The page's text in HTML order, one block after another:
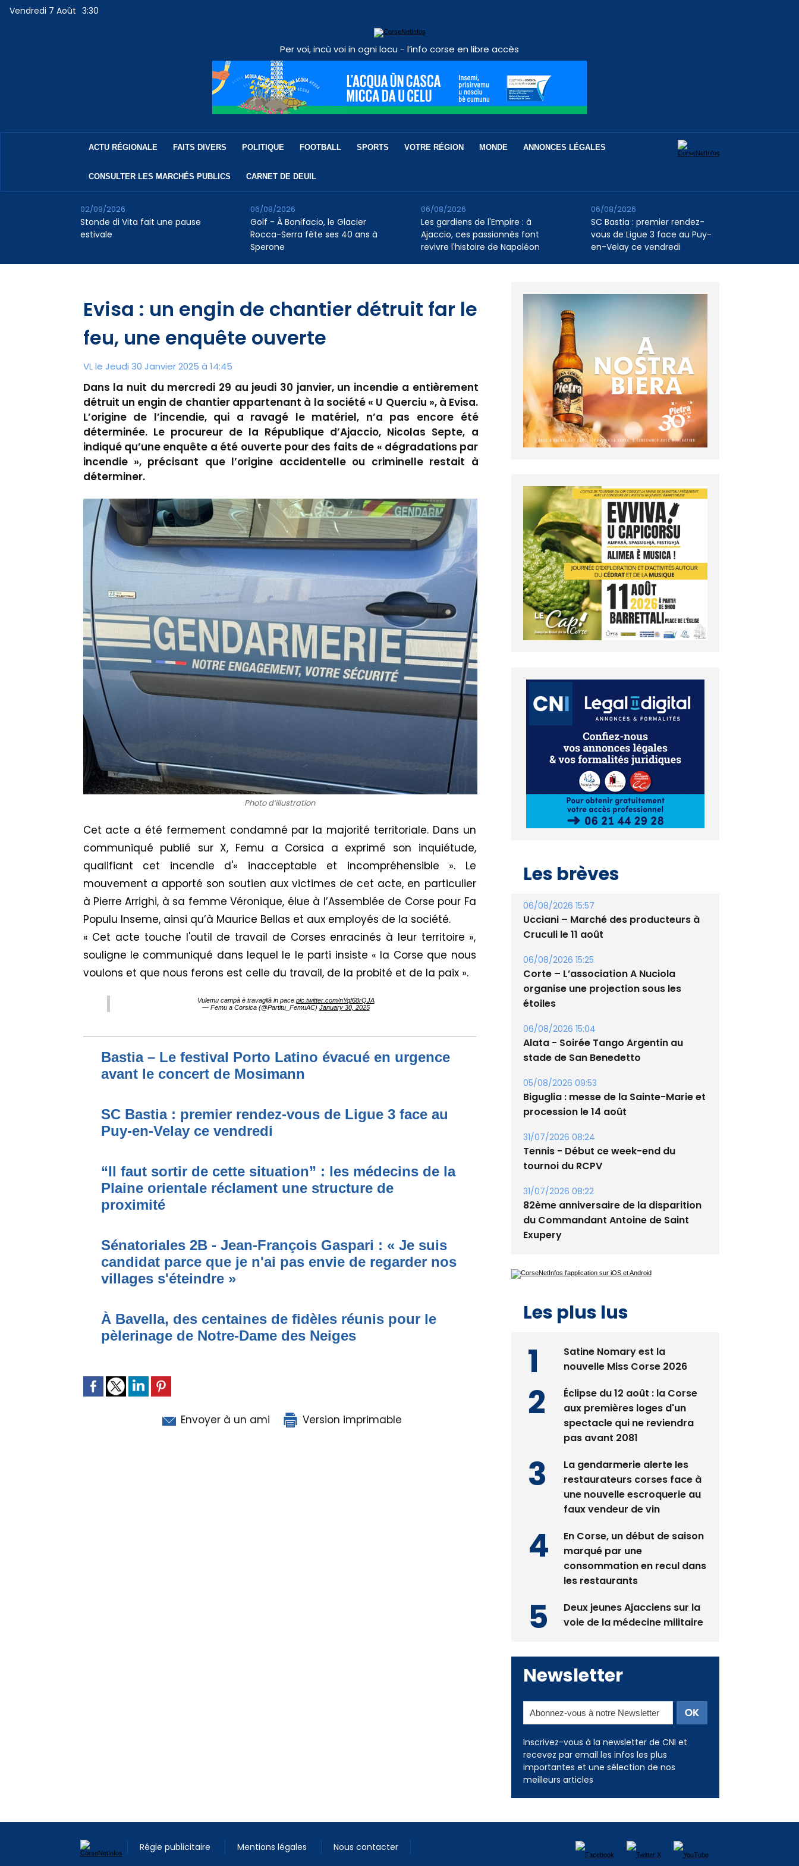
Vendredi 7 Août 3:30
Per voi, incù voi in ogni locu - l’info corse en libre accès
ACTU RÉGIONALE FAITS DIVERS POLITIQUE FOOTBALL SPORTS VOTRE RÉGION MONDE ANNONCES LÉGALES
CONSULTER LES MARCHÉS PUBLICS CARNET DE DEUIL
Stonde di Vita fait une pause
estivale
02/09/2026
Golf - À Bonifacio, le Glacier
Rocca-Serra fête ses 40 ans à
Sperone
06/08/2026
Les gardiens de l'Empire : à
Ajaccio, ces passionnés font
revivre l'histoire de Napoléon
06/08/2026
SC Bastia : premier rendez-
vous de Ligue 3 face au Puy-
en-Velay ce vendredi
06/08/2026
Evisa : un engin de chantier détruit far le
feu, une enquête ouverte
VL le Jeudi 30 Janvier 2025 à 14:45
Dans la nuit du mercredi 29 au jeudi 30 janvier, un incendie a entièrement
détruit un engin de chantier appartenant à la société « U Querciu », à Evisa.
L’origine de l’incendie, qui a ravagé le matériel, n’a pas encore été
déterminée. Le procureur de la République d’Ajaccio, Nicolas Septe, a
indiqué qu’une enquête a été ouverte pour des faits de « dégradations par
incendie », précisant que l’origine accidentelle ou criminelle restait à
déterminer.
Photo d’illustration
Cet acte a été fermement condamné par la majorité territoriale. Dans un
communiqué publié sur X, Femu a Corsica a exprimé son inquiétude,
qualifiant cet incendie d'« inacceptable et incompréhensible ». Le
mouvement a apporté son soutien aux victimes de cet acte, en particulier
à Pierre Arrighi, à sa femme Véronique, élue à l’Assemblée de Corse pour Fa
Populu Inseme, ainsi qu’à Maurice Bellas et aux employés de la société.
« Cet acte touche l'outil de travail de Corses enracinés à leur territoire »,
souligne le communiqué dans lequel le le parti insiste « la Corse que nous
voulons et que nous ferons est celle du travail, de la probité et de la paix ».
Vulemu campà è travaglià in pace pic.twitter.com/nYqf68rQJA
— Femu a Corsica (@Partitu_FemuAC) January 30, 2025
Bastia – Le festival Porto Latino évacué en urgence
avant le concert de Mosimann
SC Bastia : premier rendez-vous de Ligue 3 face au
Puy-en-Velay ce vendredi
“Il faut sortir de cette situation” : les médecins de la
Plaine orientale réclament une structure de
proximité
Sénatoriales 2B - Jean-François Gaspari : « Je suis
candidat parce que je n'ai pas envie de regarder nos
villages s'éteindre »
À Bavella, des centaines de fidèles réunis pour le
pèlerinage de Notre-Dame des Neiges
Envoyer à un ami Version imprimable
06/08/2026 15:57
Cruculi le 11 août
06/08/2026 15:25
organise une projection sous les
étoiles
06/08/2026 15:04
stade de San Benedetto
05/08/2026 09:53
procession le 14 août
31/07/2026 08:24
Tennis - Début ce week-end du
tournoi du RCPV
31/07/2026 08:22
du Commandant Antoine de Saint
Exupery
Les plus lus
Satine Nomary est la
Éclipse du 12 août : la Corse
spectacle qui ne reviendra
pas avant 2081
La gendarmerie alerte les
une nouvelle escroquerie au
faux vendeur de vin
En Corse, un début de saison
consommation en recul dans
les restaurants
Deux jeunes Ajacciens sur la
Inscrivez-vous à la newsletter de CNI et
recevez par email les infos les plus
importantes et une sélection de nos